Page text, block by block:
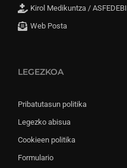
Kirol Medikuntza / ASFEDEBI
Web Posta
LEGEZKOA
Pribatutasun politika
Legezko abisua
Cookieen politika
Formulario